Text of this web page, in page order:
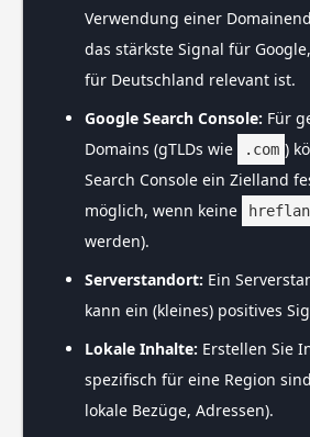
Verwendung einer
das stärkste Signal für
für Deutschland relevant ist.
Google Search Console: Für
Domains (gTLDs wie
.com )
Search Console ein Zielland
möglich, wenn keine
werden).
Serverstandort: Ein
kann ein (kleines) positives
Lokale Inhalte: Erstellen Sie
spezifisch für eine Region
lokale Bezüge, Adressen).